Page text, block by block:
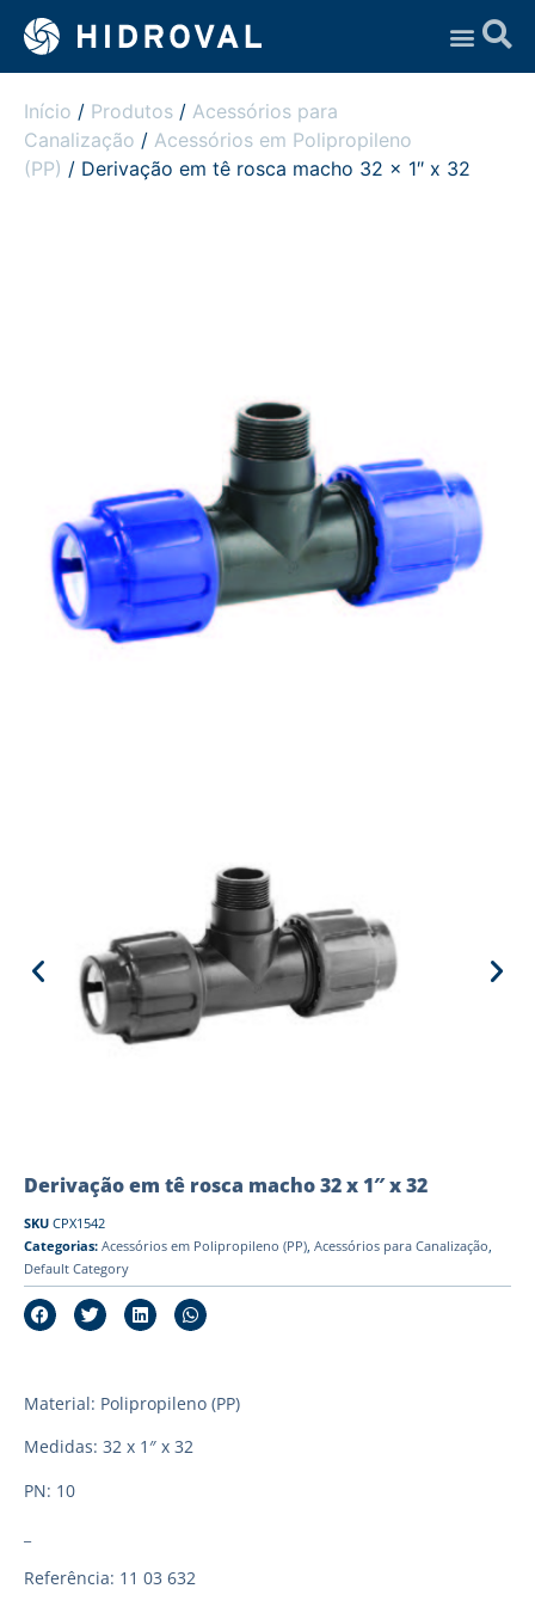
Início / Produtos / Acessórios para
Canalização / Acessórios em Polipropileno
(PP) / Derivação em tê rosca macho 32 x 1″ x 32
Derivação em tê rosca macho 32 x 1″ x 32
SKU CPX1542
Categorias: Acessórios em Polipropileno (PP), Acessórios para Canalização,
Default Category
Material: Polipropileno (PP)
Medidas: 32 x 1″ x 32
PN: 10
Referência: 11 03 632